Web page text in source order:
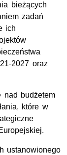
bieżących
zadań
ich
2027 oraz
nad budżetem
które w
ustanowionego